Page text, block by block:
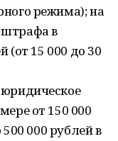
режима); на
в
(от 15 000 до 30
от 150 000
000 рублей в